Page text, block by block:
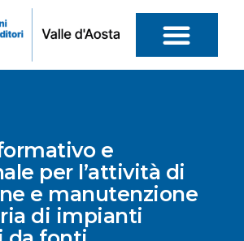
e
per l’attività di
e manutenzione
di impianti